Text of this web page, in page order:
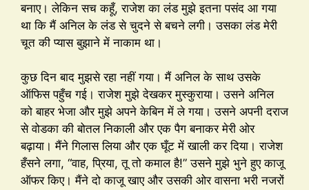
बनाए। लेकिन सच कहूँ, राजेश का लंड मुझे इतना पसंद आ गया
था कि मैं अनिल के लंड से चुदने से बचने लगी। उसका लंड मेरी
चूत की प्यास बुझाने में नाकाम था।
कुछ दिन बाद मुझसे रहा नहीं गया। मैं अनिल के साथ उसके
ऑफिस पहुँच गई। राजेश मुझे देखकर मुस्कुराया। उसने अनिल
को बाहर भेजा और मुझे अपने केबिन में ले गया। उसने अपनी दराज
से वोडका की बोतल निकाली और एक पैग बनाकर मेरी ओर
बढ़ाया। मैंने गिलास लिया और एक घूँट में खाली कर दिया। राजेश
हँसने लगा, “वाह, प्रिया, तू तो कमाल है!” उसने मुझे भुने हुए काजू
ऑफर किए। मैंने दो काजू खाए और उसकी ओर वासना भरी नजरों